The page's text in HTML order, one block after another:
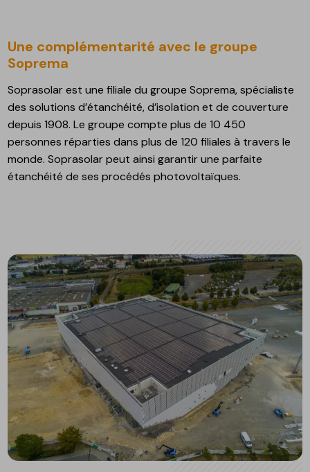
Une complémentarité avec le groupe
Soprema
Soprasolar est une filiale du groupe Soprema, spécialiste
des solutions d’étanchéité, d’isolation et de couverture
depuis 1908. Le groupe compte plus de 10 450
personnes réparties dans plus de 120 filiales à travers le
monde. Soprasolar peut ainsi garantir une parfaite
étanchéité de ses procédés photovoltaïques.